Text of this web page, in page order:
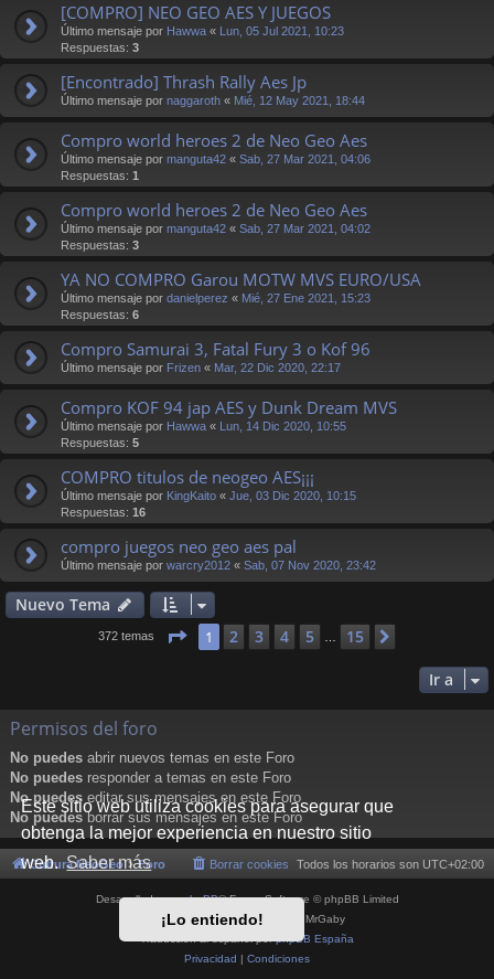
Este sitio web utiliza cookies para asegurar que
obtenga la mejor experiencia en nuestro sitio
web.Saber más
¡Lo entiendo!
[COMPRO] NEO GEO AES Y JUEGOS
Último mensaje por Hawwa « Lun, 05 Jul 2021, 10:23
Respuestas: 3
[Encontrado] Thrash Rally Aes Jp
Último mensaje por naggaroth « Mié, 12 May 2021, 18:44
Compro world heroes 2 de Neo Geo Aes
Último mensaje por manguta42 « Sab, 27 Mar 2021, 04:06
Respuestas: 1
Compro world heroes 2 de Neo Geo Aes
Último mensaje por manguta42 « Sab, 27 Mar 2021, 04:02
Respuestas: 3
YA NO COMPRO Garou MOTW MVS EURO/USA
Último mensaje por danielperez « Mié, 27 Ene 2021, 15:23
Respuestas: 6
Compro Samurai 3, Fatal Fury 3 o Kof 96
Último mensaje por Frizen « Mar, 22 Dic 2020, 22:17
Compro KOF 94 jap AES y Dunk Dream MVS
Último mensaje por Hawwa « Lun, 14 Dic 2020, 10:55
Respuestas: 5
COMPRO titulos de neogeo AES¡¡¡
Último mensaje por KingKaito « Jue, 03 Dic 2020, 10:15
Respuestas: 16
compro juegos neo geo aes pal
Último mensaje por warcry2012 « Sab, 07 Nov 2020, 23:42
Nuevo Tema
372 temas Página de 15
1 2 3 4 5 … 15
Ir a
Permisos del foro
No puedes abrir nuevos temas en este Foro
No puedes responder a temas en este Foro
No puedes editar sus mensajes en este Foro
No puedesborrar sus mensajes en este Foro
Cultura NeoGeo Foro Todos los horarios son UTC+02:00
Borrar cookies
Desarrollado porphpBB® Forum Software © phpBB Limited
Style porArty- phpBB 3.3 por MrGaby
Traducción al español porphpBB España
Privacidad
Condiciones